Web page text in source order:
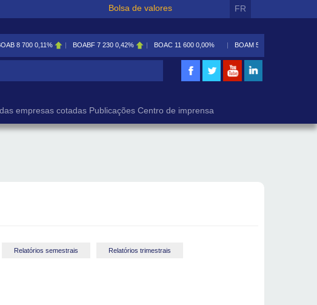
Bolsa de valores FR
8 700 0,11% BOABF 7 230 0,42% BOAC 11 600 0,00% BOAM 5 585
empresas cotadas Publicações Centro de imprensa
Relatórios semestrais Relatórios trimestrais